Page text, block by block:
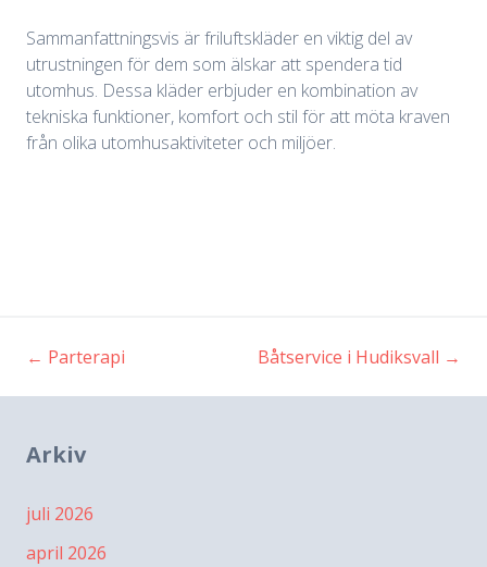
Sammanfattningsvis är friluftskläder en viktig del av
utrustningen för dem som älskar att spendera tid
utomhus. Dessa kläder erbjuder en kombination av
tekniska funktioner, komfort och stil för att möta kraven
från olika utomhusaktiviteter och miljöer.
Inläggsnavigering
← Parterapi Båtservice i Hudiksvall →
Arkiv
juli 2026
april 2026